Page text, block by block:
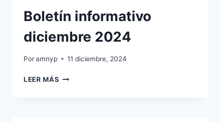
Boletín informativo
diciembre 2024
Poramnyp 11 diciembre, 2024
LEER MÁS BOLETÍN